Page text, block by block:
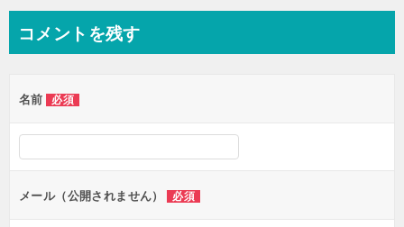
コメントを残す
名前 必須
メール（公開されません） 必須